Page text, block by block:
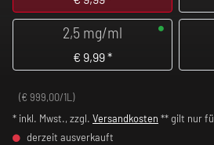
2,5 mg/ml
€ 9,99*
(€ 999,00/1L)
* inkl. Mwst., zzgl. Versandkosten ** gilt nur
derzeit ausverkauft